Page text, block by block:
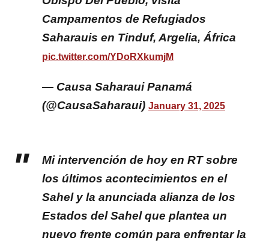
Campamentos de Refugiados
Saharauis en Tinduf, Argelia, África
pic.twitter.com/YDoRXkumjM
— Causa Saharaui Panamá
(@CausaSaharaui) January 31, 2025
Mi intervención de hoy en RT sobre
los últimos acontecimientos en el
Sahel y la anunciada alianza de los
Estados del Sahel que plantea un
nuevo frente común para enfrentar la